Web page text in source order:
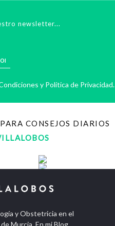
newsletter...
y Política de Privacidad.
CONSEJOS DIARIOS
y Obstetricia en el